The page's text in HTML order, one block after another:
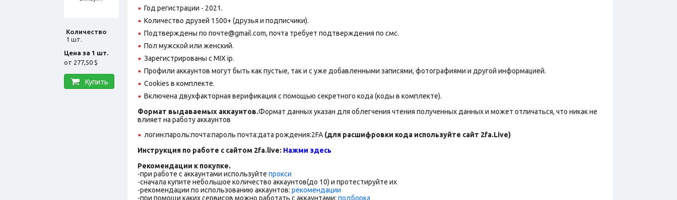
Количество
1 шт.
Цена за 1 шт.
от 277,50 $
Купить
Год регистрации - 2021.
Количество друзей 1500+ (друзья и подписчики).
Подтверждены по почте@gmail.com, почта требует подтверждения по смс.
Пол мужской или женский.
Зарегистрированы с MIX ip.
Профили аккаунтов могут быть как пустые, так и с уже добавленными записями, фотографиями и другой информацией.
Cookies в комплекте.
Включена двухфакторная верификация с помощью секретного кода (коды в комплекте).
Формат выдаваемых аккаунтов.Формат данных указан для облегчения чтения полученных данных и может отличаться, что никак не
влияет на работу аккаунтов
логин:пароль:почта:пароль почта:дата рождения:2FA (для расшифровки кода используйте сайт 2fa.Live)
Инструкция по работе с сайтом 2fa.live: Нажми здесь
Рекомендации к покупке.
-при работе с аккаунтами используйте прокси
-сначала купите небольшое количество аккаунтов(до 10) и протестируйте их
-рекомендации по использованию аккаунтов: рекомендации
-при помощи каких сервисов можно работать с аккаунтами: подборка